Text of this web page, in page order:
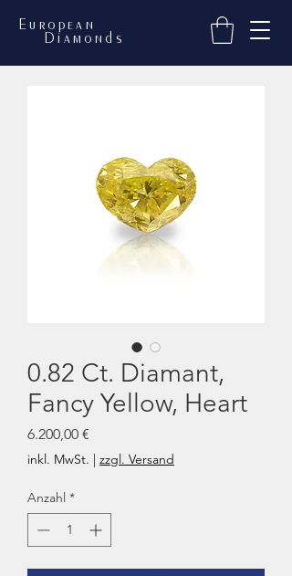
European
Diamonds
0.82 Ct. Diamant,
Fancy Yellow, Heart
6.200,00 €
inkl. MwSt. | zzgl. Versand
Anzahl *